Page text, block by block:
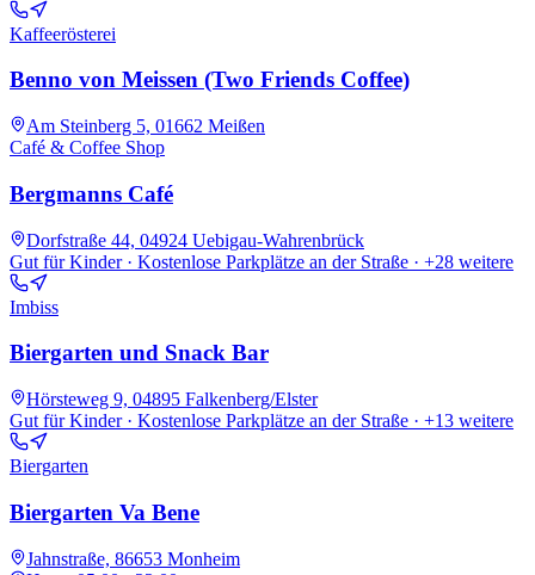
Kaffeerösterei
Benno von Meissen (Two Friends Coffee)
Am Steinberg 5, 01662 Meißen
Café & Coffee Shop
Bergmanns Café
Dorfstraße 44, 04924 Uebigau-Wahrenbrück
Gut für Kinder · Kostenlose Parkplätze an der Straße · +28 weitere
Imbiss
Biergarten und Snack Bar
Hörsteweg 9, 04895 Falkenberg/Elster
Gut für Kinder · Kostenlose Parkplätze an der Straße · +13 weitere
Biergarten
Biergarten Va Bene
Jahnstraße, 86653 Monheim